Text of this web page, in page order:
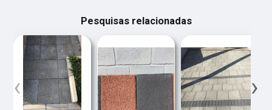
Pesquisas relacionadas
‹ ›